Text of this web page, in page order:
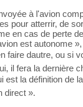
à l'avion
pour atterrir, de
en cas de perte
est autonome
faire dautre, ou si
il fera la dernière
la définition de
direct ».